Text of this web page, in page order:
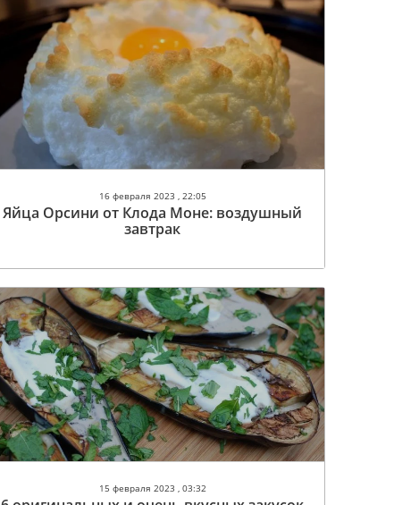
16 февраля 2023 , 22:05
Яйца Орсини от Клода Моне: воздушный
завтрак
15 февраля 2023 , 03:32